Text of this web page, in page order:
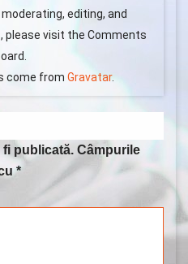
editing, and
please visit the Comments
come from Gravatar.
fi publicată. Câmpurile
*